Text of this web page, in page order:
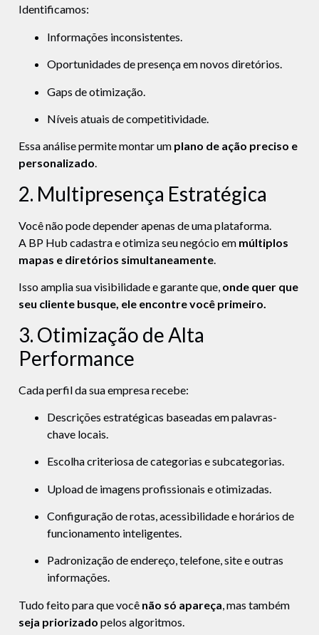
Identificamos:
Informações inconsistentes.
Oportunidades de presença em novos diretórios.
Gaps de otimização.
Níveis atuais de competitividade.
Essa análise permite montar um plano de ação preciso e
personalizado.
2. Multipresença Estratégica
Você não pode depender apenas de uma plataforma.
A BP Hub cadastra e otimiza seu negócio em múltiplos
mapas e diretórios simultaneamente
Isso amplia sua visibilidade e garante que, onde quer que
seu cliente busque, ele encontre você primeiro.
3. Otimização de Alta
Performance
Cada perfil da sua empresa recebe:
Descrições estratégicas baseadas em palavras-
chave locais.
Escolha criteriosa de categorias e subcategorias.
Upload de imagens profissionais e otimizadas.
Configuração de rotas, acessibilidade e horários de
funcionamento inteligentes.
Padronização de endereço, telefone, site e outras
informações.
Tudo feito para que você não só apareça, mas também
seja priorizado pelos algoritmos.